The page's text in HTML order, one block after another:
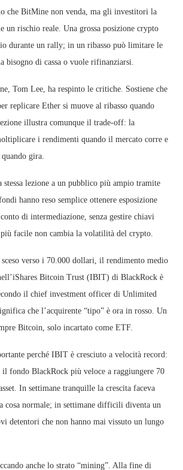
che BitMine non venda, ma gli investitori la
un rischio reale. Una grossa posizione crypto
durante un rally; in un ribasso può limitare le
bisogno di cassa o vuole rifinanziarsi.
Tom Lee, ha respinto le critiche. Sostiene che
replicare Ether si muove al ribasso quando
illustra comunque il trade-off: la
i rendimenti quando il mercato corre e
gira.
lezione a un pubblico più ampio tramite
hanno reso semplice ottenere esposizione
di intermediazione, senza gestire chiavi
più facile non cambia la volatilità del crypto.
verso i 70.000 dollari, il rendimento medio
Bitcoin Trust (IBIT) di BlackRock è
il chief investment officer di Unlimited
che l’acquirente “tipo” è ora in rosso. Un
Bitcoin, solo incartato come ETF.
perché IBIT è cresciuto a velocità record:
il fondo BlackRock più veloce a raggiungere 70
In settimane tranquille la crescita faceva
cosa normale; in settimane difficili diventa un
detentori che non hanno mai vissuto un lungo
anche lo strato “mining”. Alla fine di